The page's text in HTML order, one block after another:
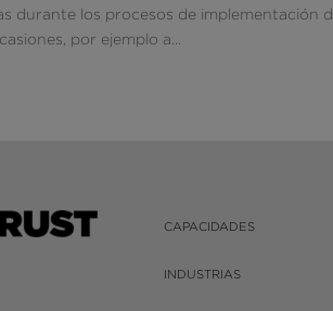
durante los procesos de implementación
por ejemplo a...
CAPACIDADES
INDUSTRIAS